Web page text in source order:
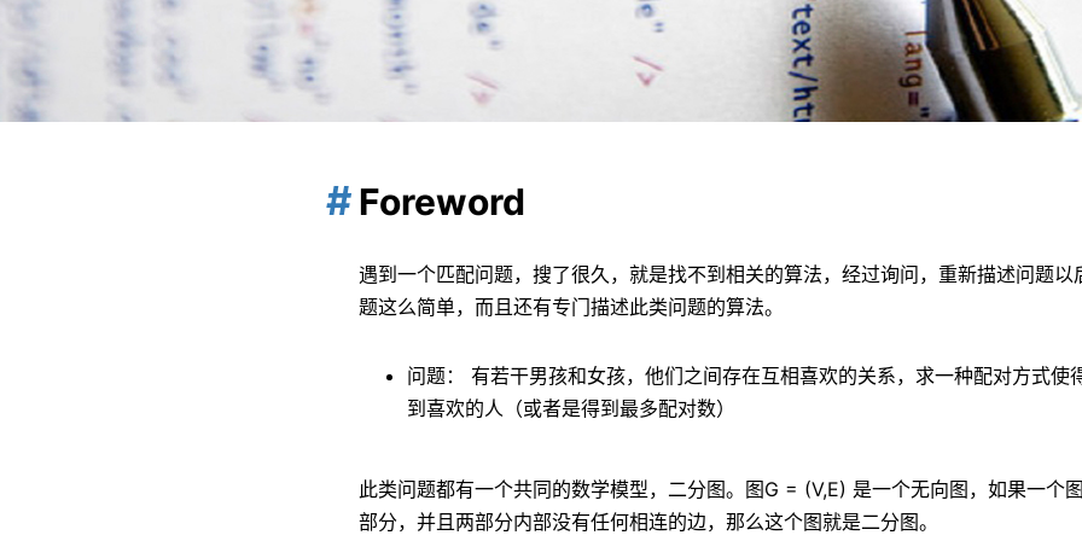
Foreword
遇到一个匹配问题，搜了很久，就是找不到相关的算法，经过询问，重新描述问题以
题这么简单，而且还有专门描述此类问题的算法。
问题： 有若干男孩和女孩，他们之间存在互相喜欢的关系，求一种配对方式使
到喜欢的人（或者是得到最多配对数）
此类问题都有一个共同的数学模型，二分图。图G = (V,E) 是一个无向图，如果一个
部分，并且两部分内部没有任何相连的边，那么这个图就是二分图。